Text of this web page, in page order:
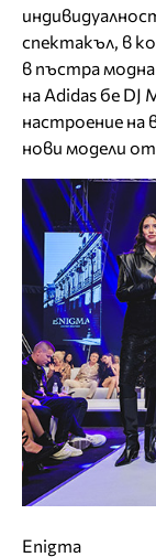
спектакъл, в
в пъстра
на Adidas бе
настроение на
нови модели
Enigma